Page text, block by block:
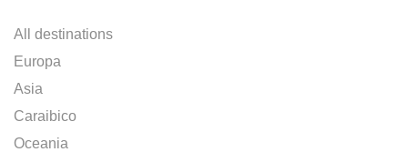
All destinations
Europa
Asia
Caraibico
Oceania